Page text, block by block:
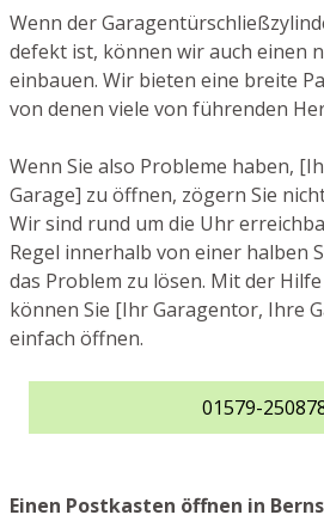
Wenn der
defekt ist, können wir auch einen
einbauen. Wir bieten eine breite
von denen viele von führenden
Wenn Sie also Probleme haben,
Garage] zu öffnen, zögern Sie
Wir sind rund um die Uhr
Regel innerhalb von einer halben
das Problem zu lösen. Mit der
können Sie [Ihr Garagentor, Ihre
einfach öffnen.
01579-
Einen Postkasten öffnen in